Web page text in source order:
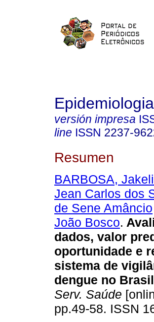
versión impresa
line ISSN 2237-
Resumen
BARBOSA,
Jean Carlos dos
de Sene Amâncio
João Bosco.
dados, valor
oportunidade e
sistema de
dengue no
Serv. Saúde
pp.49-58. ISSN